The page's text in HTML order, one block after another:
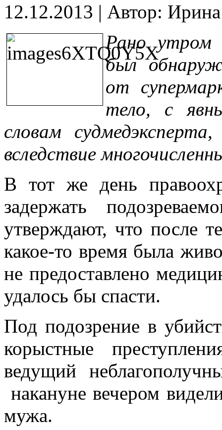
12.12.2013 | Автор:
Рано утром
был
от
тело, с
словам
вследствие
В тот же день
задержать
утверждают, что после
какое-то время была
не предоставлено
удалось бы спасти.
Под подозрение в
корыстные
ведущий
накануне вечером
мужа.